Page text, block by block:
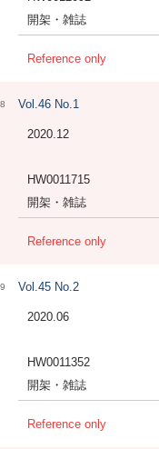
開架・雑誌
Reference only
8 Vol.46 No.1
2020.12
HW0011715
開架・雑誌
Reference only
9 Vol.45 No.2
2020.06
HW0011352
開架・雑誌
Reference only